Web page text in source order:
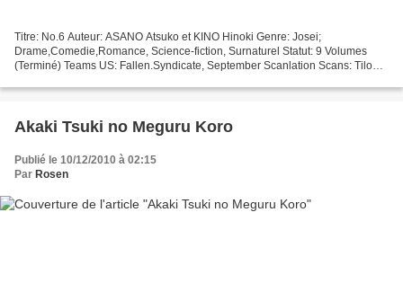
Titre: No.6 Auteur: ASANO Atsuko et KINO Hinoki Genre: Josei;
Drame,Comedie,Romance, Science-fiction, Surnaturel Statut: 9 Volumes
(Terminé) Teams US: Fallen.Syndicate, September Scanlation Scans: Tiloop
Akaki Tsuki no Meguru Koro
Publié le 10/12/2010 à 02:15
Par Rosen